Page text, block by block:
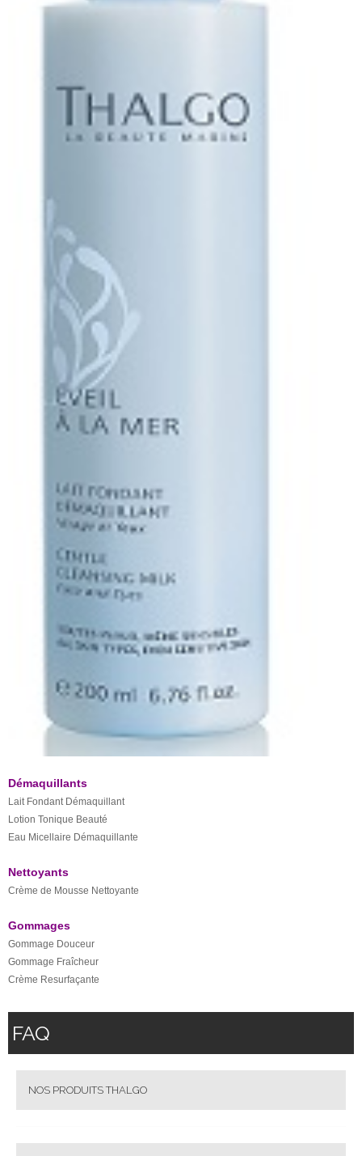
Démaquillants
Lait Fondant Démaquillant
Lotion Tonique Beauté
Eau Micellaire Démaquillante
Nettoyants
Crème de Mousse Nettoyante
Gommages
Gommage Douceur
Gommage Fraîcheur
Crème Resurfaçante
FAQ
NOS PRODUITS THALGO